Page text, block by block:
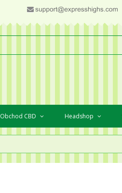
Obchod CBD Headshop